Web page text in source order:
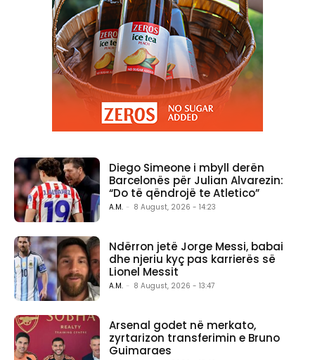
Diego Simeone i mbyll derën
Barcelonës për Julian Alvarezin:
“Do të qëndrojë te Atletico”
A.M. - 8 August, 2026 - 14:23
Ndërron jetë Jorge Messi, babai
dhe njeriu kyç pas karrierës së
Lionel Messit
A.M. - 8 August, 2026 - 13:47
Arsenal godet në merkato,
zyrtarizon transferimin e Bruno
Guimaraes